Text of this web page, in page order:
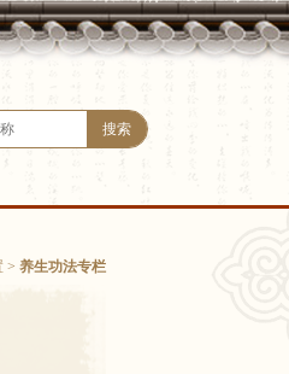
> 养生功法专栏